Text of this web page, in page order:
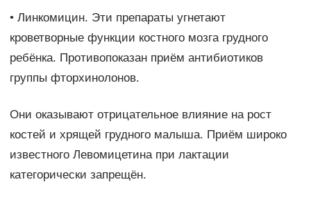
• Линкомицин. Эти препараты угнетают
кроветворные функции костного мозга грудного
ребёнка. Противопоказан приём антибиотиков
группы фторхинолонов.
Они оказывают отрицательное влияние на рост
костей и хрящей грудного малыша. Приём широко
известного Левомицетина при лактации
категорически запрещён.